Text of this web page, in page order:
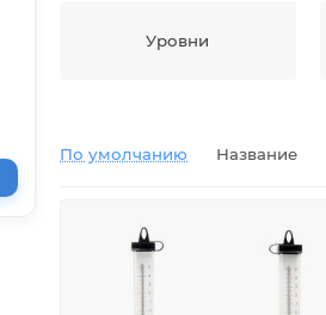
Уровни
По умолчанию Название